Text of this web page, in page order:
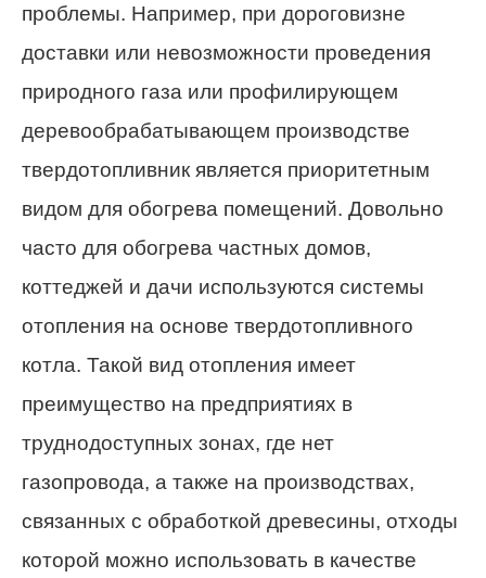
проблемы. Например, при дороговизне
доставки или невозможности проведения
природного газа или профилирующем
деревообрабатывающем производстве
твердотопливник является приоритетным
видом для обогрева помещений. Довольно
часто для обогрева частных домов,
коттеджей и дачи используются системы
отопления на основе твердотопливного
котла. Такой вид отопления имеет
преимущество на предприятиях в
труднодоступных зонах, где нет
газопровода, а также на производствах,
связанных с обработкой древесины, отходы
которой можно использовать в качестве